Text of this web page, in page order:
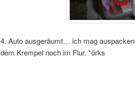
4. Auto ausgeräumt… ich mag
dem Krempel noch im Flur. *örks